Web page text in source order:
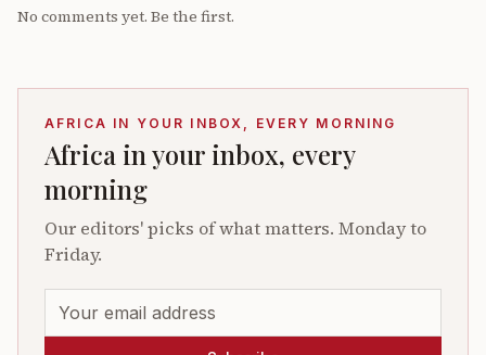
No comments yet. Be the first.
AFRICA IN YOUR INBOX, EVERY MORNING
Africa in your inbox, every
morning
Our editors' picks of what matters. Monday to
Friday.